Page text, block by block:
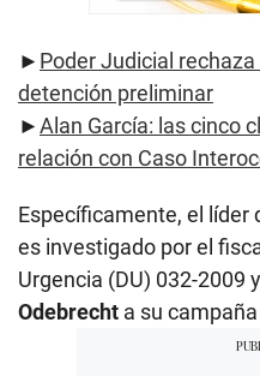
► Poder Judicial
detención preliminar
​►Alan García: las cinco
relación con Caso
Específicamente, el líder
es investigado por el
Urgencia (DU) 032-2009
Odebrecht a su